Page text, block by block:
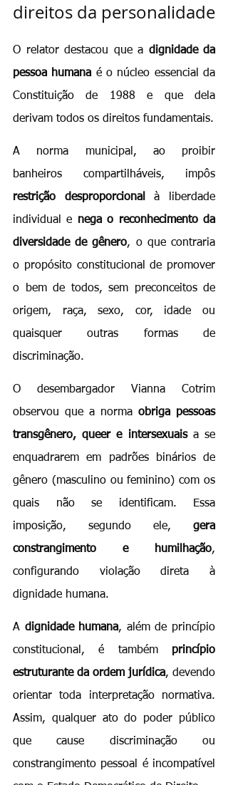
direitos da personalidade
O relator destacou que a dignidade da
pessoa humana é o núcleo essencial da
Constituição de 1988 e que dela
derivam todos os direitos fundamentais.
A norma municipal, ao proibir
restrição desproporcional
à liberdade
individual e nega o reconhecimento da
diversidade de gênero, o que contraria
o propósito constitucional de promover
o bem de todos, sem preconceitos de
origem, raça, sexo, cor, idade ou
quaisquer outras formas de
discriminação.
O desembargador Vianna Cotrim
observou que a norma obriga pessoas
transgênero, queer e intersexuais a se
enquadrarem em padrões binários de
gênero (masculino ou feminino) com os
quais não se identificam. Essa
imposição, segundo ele, gera
constrangimento e humilhação,
configurando violação direta à
dignidade humana.
A dignidade humana, além de princípio
constitucional, é também princípio
estruturante da ordem jurídica, devendo
orientar toda interpretação normativa.
Assim, qualquer ato do poder público
que cause discriminação ou
constrangimento pessoal é incompatível